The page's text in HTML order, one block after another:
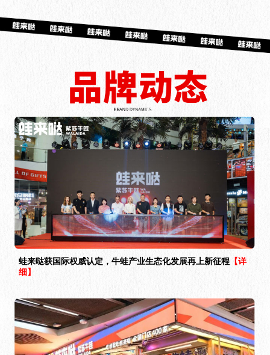
蛙来哒获国际权威认定，牛蛙产业生态化发展再上新征程 【详
细】